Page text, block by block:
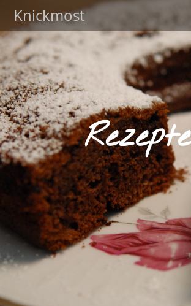
Knickmost
Rezepte